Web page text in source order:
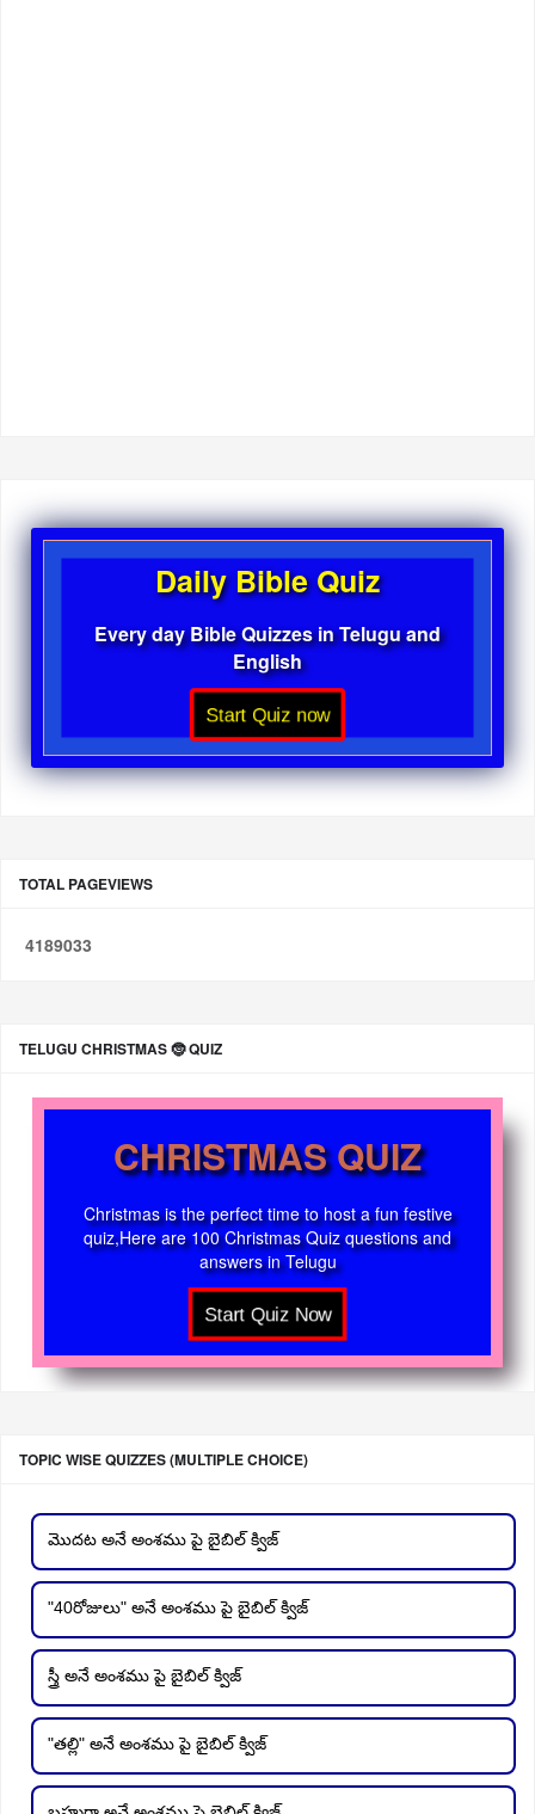
Daily Bible Quiz
Every day Bible Quizzes in Telugu and
English
Start Quiz now
TOTAL PAGEVIEWS
4189033
TELUGU CHRISTMAS 🤶 QUIZ
CHRISTMAS QUIZ
Christmas is the perfect time to host a fun festive
quiz,Here are 100 Christmas Quiz questions and
answers in Telugu
TOPIC WISE QUIZZES (MULTIPLE CHOICE)
మొదట అనే అంశము పై బైబిల్ క్విజ్
"40రోజులు" అనే అంశము పై బైబిల్ క్విజ్
స్త్రీ అనే అంశము పై బైబిల్ క్విజ్
"తల్లి" అనే అంశము పై బైబిల్ క్విజ్